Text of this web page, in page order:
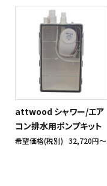
attwood シャワー/エア
コン排水用ポンプキット
希望価格(税別) 32,720円〜